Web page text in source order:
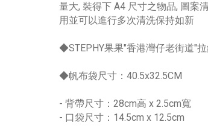
量大, 裝得下 A4 尺寸之物品, 圖案
用並可以進行多次清洗保持如新
◆STEPHY果果"香港灣仔老街道"
◆帆布袋尺寸：40.5x32.5CM
- 背帶尺寸：28cm高 x 2.5cm寬
- 口袋尺寸：14.5cm x 12.5cm